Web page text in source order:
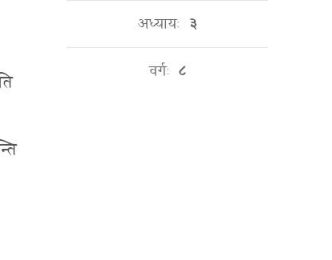
अध्यायः ३
वर्गः ८